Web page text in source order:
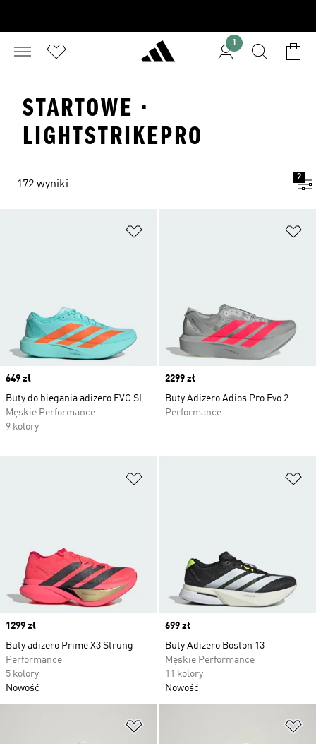
1
STARTOWE ·
LIGHTSTRIKEPRO
172 wyniki
2
Price
649 zł
Buty do biegania adizero EVO SL
Męskie Performance
9 kolory
Price
2299 zł
Buty Adizero Adios Pro Evo 2
Performance
Price
1299 zł
Buty adizero Prime X3 Strung
Performance
5 kolory
Nowość
Price
699 zł
Buty Adizero Boston 13
Męskie Performance
11 kolory
Nowość